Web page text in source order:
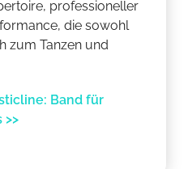
professioneller
die sowohl
zum Tanzen und
Band für
>>